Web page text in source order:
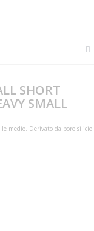
SHORT
SMALL
medie. Derivato da boro silicio